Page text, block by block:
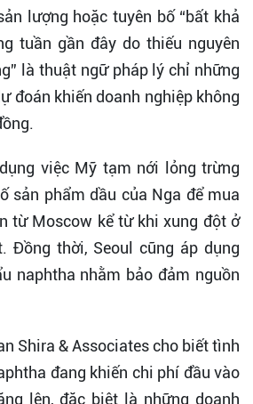
lượng hoặc tuyên bố “bất khả
tuần gần đây do thiếu nguyên
là thuật ngữ pháp lý chỉ những
đoán khiến doanh nghiệp không
việc Mỹ tạm nới lỏng trừng
sản phẩm dầu của Nga để mua
từ Moscow kể từ khi xung đột ở
Đồng thời, Seoul cũng áp dụng
naphtha nhằm bảo đảm nguồn
Shira & Associates cho biết tình
đang khiến chi phí đầu vào
lên, đặc biệt là những doanh